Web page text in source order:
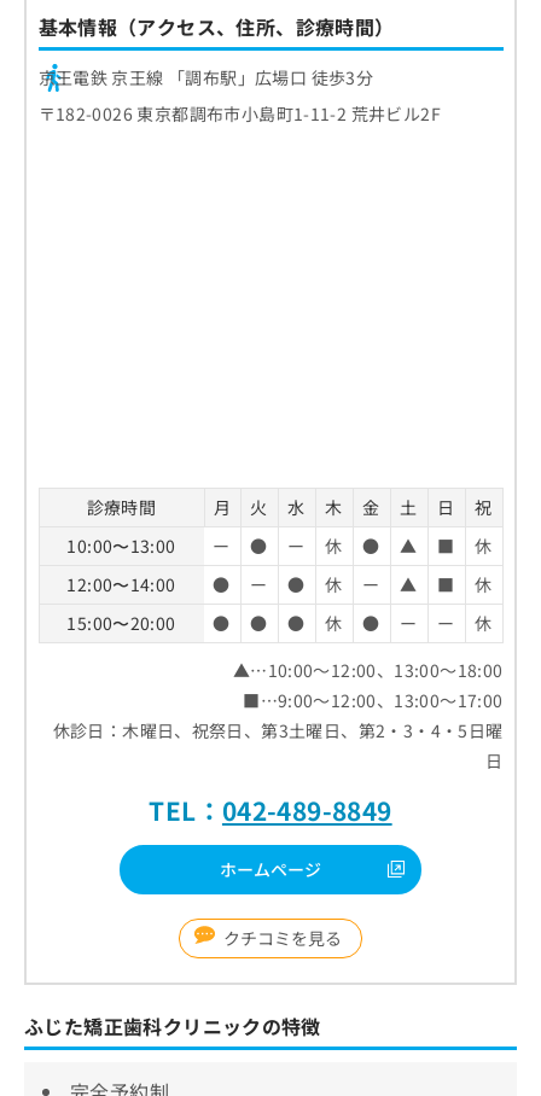
基本情報（アクセス、住所、診療時間）
京王電鉄 京王線 「調布駅」広場口 徒歩3分
〒182-0026 東京都調布市小島町1-11-2 荒井ビル2F
診療時間 月 火 水 木 金 土 日
祝
10:00〜13:00
ー ● ー 休 ● ▲ ■
休
12:00〜14:00
● ー ● 休 ー ▲ ■
休
15:00〜20:00
● ● ● 休 ● ー ー
休
▲…10:00～12:00、13:00～18:00
■…9:00～12:00、13:00～17:00
休診日：木曜日、祝祭日、第3土曜日、第2・3・4・5日曜
日
TEL： 042-489-8849
ホームページ
クチコミを見る
ふじた矯正歯科クリニックの特徴